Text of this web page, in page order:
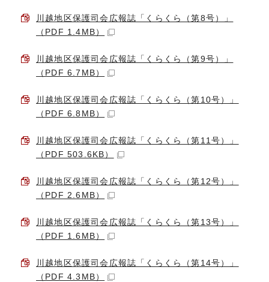
川越地区保護司会広報誌「くらくら（第8号）」
（PDF 1.4MB）
川越地区保護司会広報誌「くらくら（第9号）」
（PDF 6.7MB）
川越地区保護司会広報誌「くらくら（第10号）」
（PDF 6.8MB）
川越地区保護司会広報誌「くらくら（第11号）」
（PDF 503.6KB）
川越地区保護司会広報誌「くらくら（第12号）」
（PDF 2.6MB）
川越地区保護司会広報誌「くらくら（第13号）」
（PDF 1.6MB）
川越地区保護司会広報誌「くらくら（第14号）」
（PDF 4.3MB）